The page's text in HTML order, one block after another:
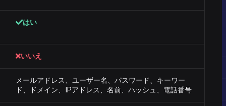
はい
いいえ
メールアドレス、ユーザー名、パスワード、キーワー
ド、ドメイン、IPアドレス、名前、ハッシュ、電話番号